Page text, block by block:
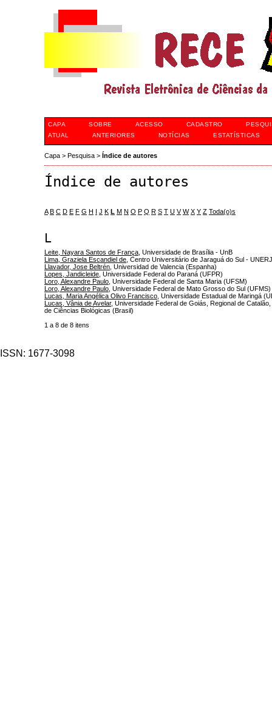
CAPA SOBRE ACESSO CADASTRO
ATUAL
ANTERIORES NOTÍCIAS ESTATÍSTICAS
Capa > Pesquisa > Índice de autores
Índice de autores
A B C D E F G H I J K L M N O P Q R S T U V W X Y Z Toda(o)s
L
Leite, Nayara Santos de França , Universidade de Brasília - UnB
Lima, Graziela Escandiel de , Centro Universitário de Jaraguá do Sul - UNERJ
Llavador, Jose Beltrén , Universidad de Valencia (Espanha)
Lopes, Jandicleide , Universidade Federal do Paraná (UFPR)
Loro, Alexandre Paulo , Universidade Federal de Santa Maria (UFSM)
Loro, Alexandre Paulo , Universidade Federal de Mato Grosso do Sul (UFMS)
Lucas, Maria Angélica Olivo Francisco , Universidade Estadual de Maringá
Lucas, Vânia de Avelar, Universidade Federal de Goiás, Regional de
de Ciências Biológicas (Brasil)
1 a 8 de 8 itens
ISSN: 1677-3098